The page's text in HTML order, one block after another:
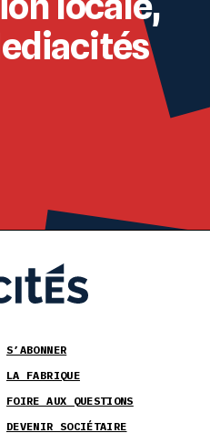
S’ABONNER
LA FABRIQUE
FOIRE AUX QUESTIONS
DEVENIR SOCIÉTAIRE